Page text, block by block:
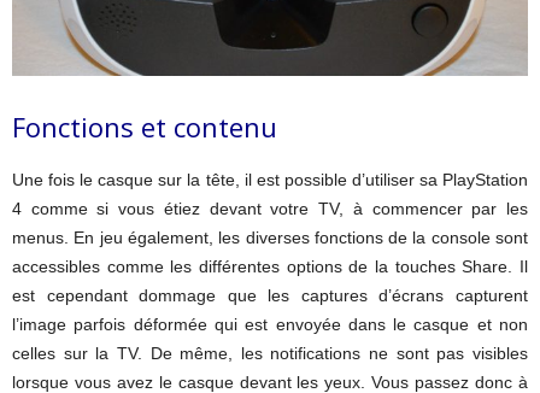
Fonctions et contenu
Une fois le casque sur la tête, il est possible d’utiliser sa PlayStation
4 comme si vous étiez devant votre TV, à commencer par les
menus. En jeu également, les diverses fonctions de la console sont
accessibles comme les différentes options de la touches Share. Il
est cependant dommage que les captures d’écrans capturent
l’image parfois déformée qui est envoyée dans le casque et non
celles sur la TV. De même, les notifications ne sont pas visibles
lorsque vous avez le casque devant les yeux. Vous passez donc à